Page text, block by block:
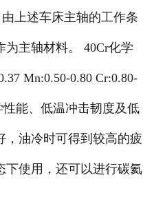
上述车床主轴的工作条
为主轴材料。 40Cr化学
Mn:0.50-0.80 Cr:0.80-
能、低温冲击韧度及低
，油冷时可得到较高的疲
下使用，还可以进行碳氦